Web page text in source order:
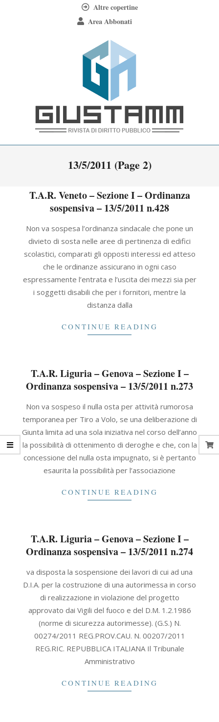
Altre copertine
Area Abbonati
Giustamm
13/5/2011 (Page 2)
T.A.R. Veneto – Sezione I – Ordinanza
sospensiva – 13/5/2011 n.428
05-
13
Non va sospesa l’ordinanza sindacale che pone un
divieto di sosta nelle aree di pertinenza di edifici
scolastici, comparati gli opposti interessi ed atteso
che le ordinanze assicurano in ogni caso
espressamente l’entrata e l’uscita dei mezzi sia per
i soggetti disabili che per i fornitori, mentre la
distanza dalla
CONTINUE READING
T.A.R. Liguria – Genova – Sezione I –
Ordinanza sospensiva – 13/5/2011 n.273
05-
13
Non va sospeso il nulla osta per attività rumorosa
temporanea per Tiro a Volo, se una deliberazione di
Giunta limita ad una sola iniziativa nel corso dell’anno
la possibilità di ottenimento di deroghe e che, con la
concessione del nulla osta impugnato, si è pertanto
esaurita la possibilità per l’associazione
CONTINUE READING
T.A.R. Liguria – Genova – Sezione I –
Ordinanza sospensiva – 13/5/2011 n.274
05-
13
va disposta la sospensione dei lavori di cui ad una
D.I.A. per la costruzione di una autorimessa in corso
di realizzazione in violazione del progetto
approvato dai Vigili del fuoco e del D.M. 1.2.1986
(norme di sicurezza autorimesse). (G.S.) N.
00274/2011 REG.PROV.CAU. N. 00207/2011
REG.RIC. REPUBBLICA ITALIANA Il Tribunale
Amministrativo
CONTINUE READING